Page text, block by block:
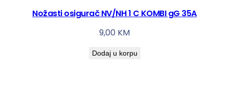
Nožasti osigurač NV/NH 1 C KOMBI gG 35A
9,00 KM
Dodaj u korpu